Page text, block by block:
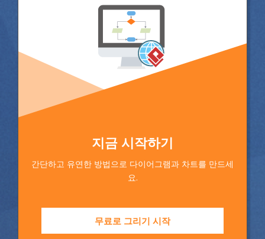
지금 시작하기
간단하고 유연한 방법으로 다이어그램과 차트를 만드세
요.
무료로 그리기 시작